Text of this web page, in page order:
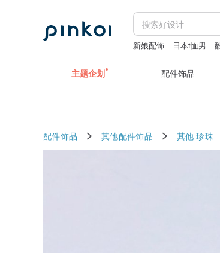
新娘配饰 日本t恤男
主题企划 配件饰品
配件饰品 其他配件饰品 其他 珍珠